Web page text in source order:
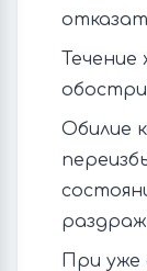
Обилие
При уже